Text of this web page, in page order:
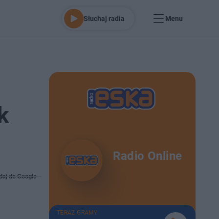
Słuchaj radia Menu
do Google
Radio Online
TERAZ GRAMY